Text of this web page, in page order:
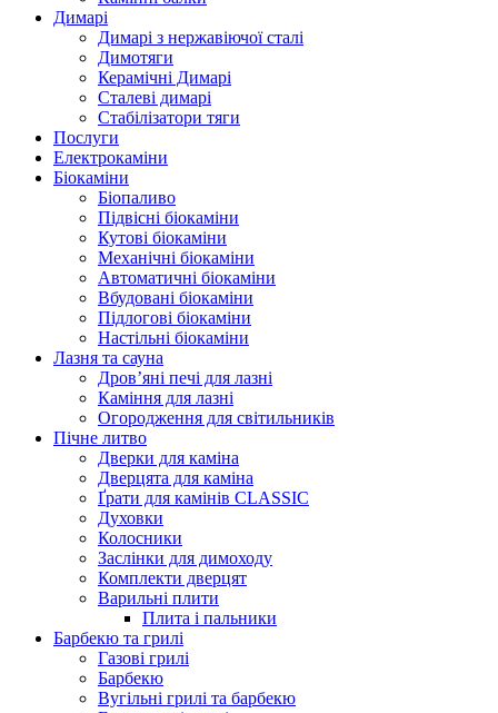
Димарі
Димарі з нержавіючої сталі
Димотяги
Керамічні Димарі
Сталеві димарі
Стабілізатори тяги
Послуги
Електрокаміни
Біокаміни
Біопаливо
Підвісні біокаміни
Кутові біокаміни
Механічні біокаміни
Автоматичні біокаміни
Вбудовані біокаміни
Підлогові біокаміни
Настільні біокаміни
Лазня та сауна
Дров’яні печі для лазні
Каміння для лазні
Огородження для світильників
Пічне литво
Дверки для каміна
Дверцята для каміна
Ґрати для камінів CLASSIC
Духовки
Колосники
Заслінки для димоходу
Комплекти дверцят
Варильні плити
Плита і пальники
Барбекю та грилі
Газові грилі
Барбекю
Вугільні грилі та барбекю